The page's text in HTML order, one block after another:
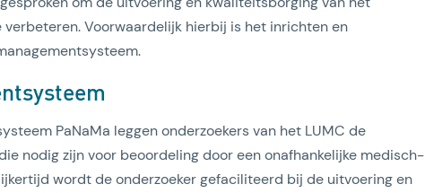
Voorwaardelijk hierbij is het inrichten en
PaNaMa leggen onderzoekers van het LUMC de
nodig zijn voor beoordeling door een onafhankelijke medisch-
wordt de onderzoeker gefaciliteerd bij de uitvoering en